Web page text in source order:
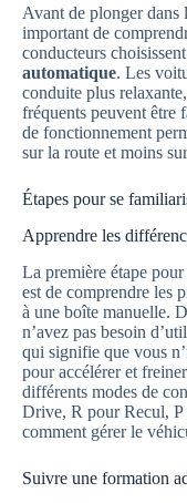
Avant de plonger dans
important de
conducteurs
automatique. Les
conduite plus
fréquents peuvent être
de fonctionnement
sur la route et moins
Étapes pour se
Apprendre les
La première étape
est de comprendre les
à une boîte manuelle.
n’avez pas besoin
qui signifie que vous
pour accélérer et
différents modes de
Drive, R pour Recul,
comment gérer le
Suivre une formation